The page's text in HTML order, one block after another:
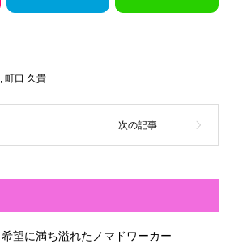
, 町口 久貴
希望に満ち溢れたノマドワーカー